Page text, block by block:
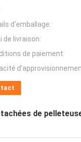
d'emballage:
de livraison:
de paiement:
de